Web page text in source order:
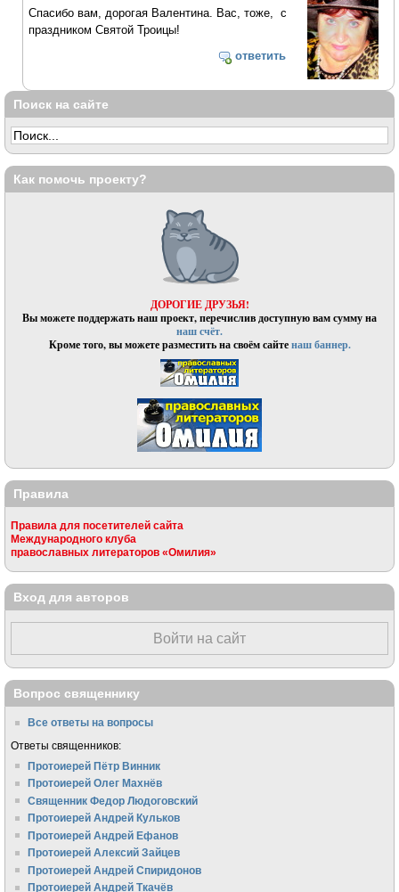
Спасибо вам, дорогая Валентина. Вас, тоже, с
праздником Святой Троицы!
ответить
Поиск на сайте
Как помочь проекту?
ДОРОГИЕ ДРУЗЬЯ!
Вы можете поддержать наш проект, перечислив доступную вам сумму на
наш счёт.
Кроме того, вы можете разместить на своём сайтенаш баннер.
Правила
Правила для посетителей сайта
Международного клуба
православных литераторов «Омилия»
Вход для авторов
Войти на сайт
Вопрос священнику
Все ответы на вопросы
Ответы священников:
Протоиерей Пётр Винник
Протоиерей Олег Махнёв
Священник Федор Людоговский
Протоиерей Андрей Кульков
Протоиерей Андрей Ефанов
Протоиерей Алексий Зайцев
Протоиерей Андрей Спиридонов
Протоиерей Андрей Ткачёв